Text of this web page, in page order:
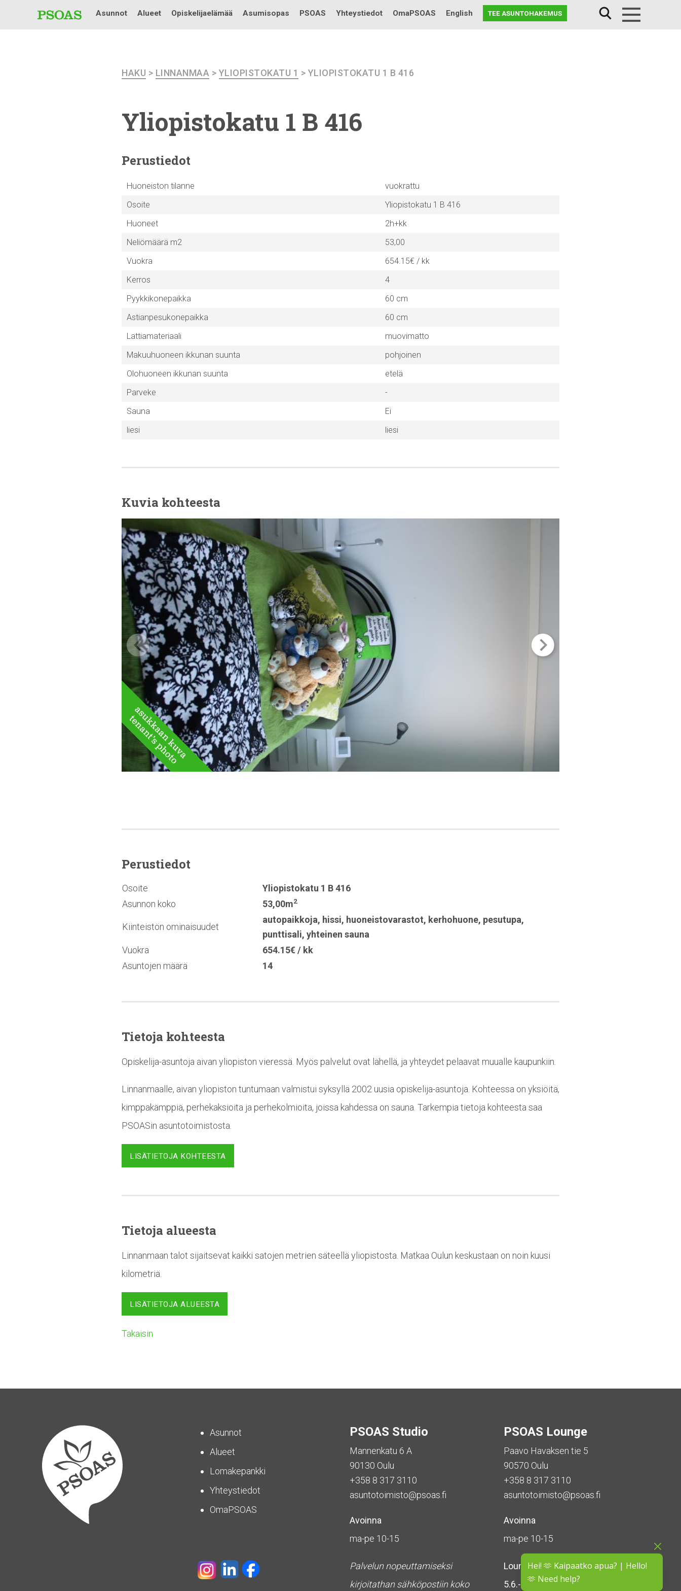
Hei! 🫶 Kaipaatko apua? | Hello!
🫶 Need help?
Testi
Asunnot Alueet Opiskelijaelämää Asumisopas PSOAS Yhteystiedot OmaPSOAS English TEE ASUNTOHAKEMUS
HAKU > LINNANMAA > YLIOPISTOKATU 1 > YLIOPISTOKATU 1 B 416
Yliopistokatu 1 B 416
Perustiedot
Huoneiston tilanne
vuokrattu
Osoite
Yliopistokatu 1 B 416
Huoneet
2h+kk
Neliömäärä m2
53,00
Vuokra
654.15€ / kk
Kerros
4
Pyykkikonepaikka
60 cm
Astianpesukonepaikka
60 cm
Lattiamateriaali
muovimatto
Makuuhuoneen ikkunan suunta
pohjoinen
Olohuoneen ikkunan suunta
etelä
Parveke
-
Sauna
Ei
liesi
liesi
Kuvia kohteesta
Perustiedot
Osoite
Yliopistokatu 1 B 416
Asunnon koko
53,00m2
Kiinteistön ominaisuudet
autopaikkoja, hissi, huoneistovarastot, kerhohuone, pesutupa,
punttisali, yhteinen sauna
Vuokra
654.15€ / kk
Asuntojen määrä
14
Tietoja kohteesta
Opiskelija-asuntoja aivan yliopiston vieressä. Myös palvelut ovat lähellä, ja yhteydet pelaavat muualle kaupunkiin.
Linnanmaalle, aivan yliopiston tuntumaan valmistui syksyllä 2002 uusia opiskelija-asuntoja. Kohteessa on yksiöitä,
kimppakämppiä, perhekaksioita ja perhekolmioita, joissa kahdessa on sauna. Tarkempia tietoja kohteesta saa
PSOASin asuntotoimistosta.
LISÄTIETOJA KOHTEESTA
Tietoja alueesta
Linnanmaan talot sijaitsevat kaikki satojen metrien säteellä yliopistosta. Matkaa Oulun keskustaan on noin kuusi
kilometriä.
LISÄTIETOJA ALUEESTA
Takaisin
Asunnot
Alueet
Lomakepankki
Yhteystiedot
OmaPSOAS
PSOAS Studio
Mannenkatu 6 A
90130 Oulu
+358 8 317 3110
asuntotoimisto@psoas.fi
Avoinna
ma-pe 10-15
Palvelun nopeuttamiseksi
kirjoitathan sähköpostiin koko
PSOAS Lounge
Paavo Havaksen tie 5
90570 Oulu
+358 8 317 3110
asuntotoimisto@psoas.fi
Avoinna
ma-pe 10-15
Lounge onsuljettu kesän ajan
5.6.-16.8.2026